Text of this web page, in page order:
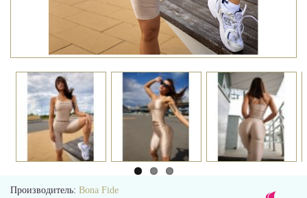
Производитель: Bona Fide